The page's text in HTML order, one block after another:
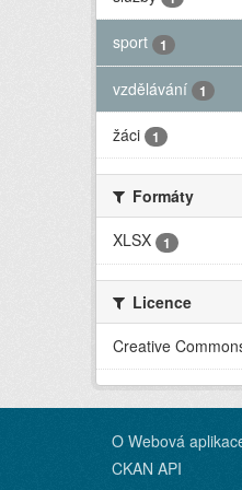
sport 1
vzdělávání 1
žáci 1
Formáty
XLSX
1
Licence
Creative
O Webová
CKAN API